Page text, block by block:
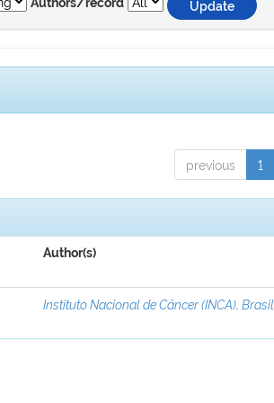
Authors/record
previous 1
Author(s)
Instituto Nacional de Câncer (INCA), Brasil